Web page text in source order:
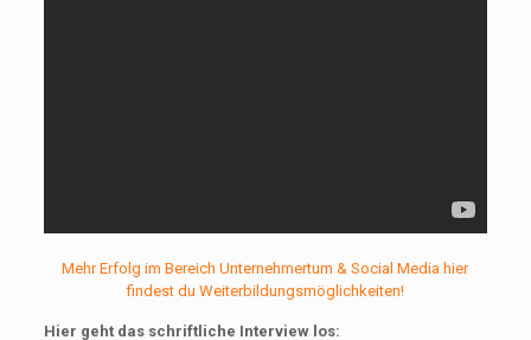
Mehr Erfolg im Bereich Unternehmertum & Social Media hier
findest du Weiterbildungsmöglichkeiten!
Hier geht das schriftliche Interview los: